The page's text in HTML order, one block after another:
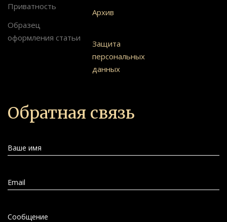
Приватность
Образец
оформления статьи
Архив
Защита
персональных
данных
Обратная связь
Ваше имя
Email
Сообщение